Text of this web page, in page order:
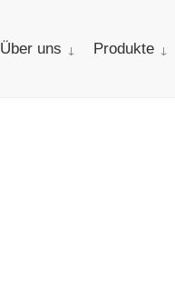
Über uns Produkte